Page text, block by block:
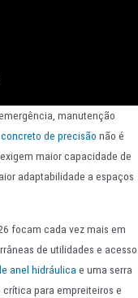
manutenção
de precisão não é
maior capacidade de
adaptabilidade a espaços
focam cada vez mais em
de utilidades e acesso
anel hidráulicae uma serra
para empreiteiros e